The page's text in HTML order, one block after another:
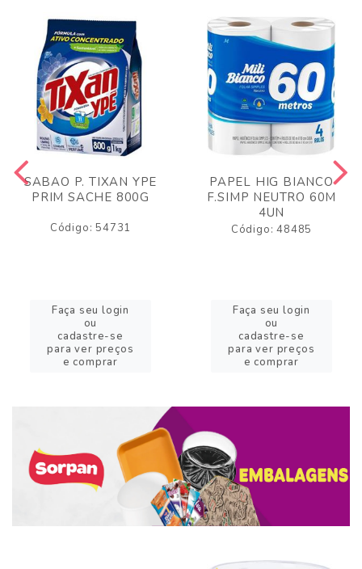
SABAO P. TIXAN YPE
PRIM SACHE 800G
Código: 54731
Faça seu login
ou
cadastre-se
para ver preços
e comprar
PAPEL HIG BIANCO
F.SIMP NEUTRO 60M
4UN
Código: 48485
Faça seu login
ou
cadastre-se
para ver preços
e comprar